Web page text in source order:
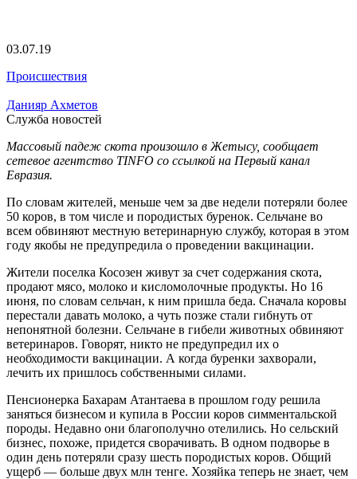
03.07.19
Происшествия
Данияр Ахметов
Служба новостей
Массовый падеж скота произошло в Жетысу, сообщает
сетевое агентство TINFO со ссылкой на Первый канал
Евразия.
По словам жителей, меньше чем за две недели потеряли более
50 коров, в том числе и породистых буренок. Сельчане во
всем обвиняют местную ветеринарную службу, которая в этом
году якобы не предупредила о проведении вакцинации.
Жители поселка Косозен живут за счет содержания скота,
продают мясо, молоко и кисломолочные продукты. Но 16
июня, по словам сельчан, к ним пришла беда. Сначала коровы
перестали давать молоко, а чуть позже стали гибнуть от
непонятной болезни. Сельчане в гибели животных обвиняют
ветеринаров. Говорят, никто не предупредил их о
необходимости вакцинации. А когда буренки захворали,
лечить их пришлось собственными силами.
Пенсионерка Бахарам Атантаева в прошлом году решила
заняться бизнесом и купила в России коров симментальской
породы. Недавно они благополучно отелились. Но сельский
бизнес, похоже, придется сворачивать. В одном подворье в
один день потеряли сразу шесть породистых коров. Общий
ущерб — больше двух млн тенге. Хозяйка теперь не знает, чем